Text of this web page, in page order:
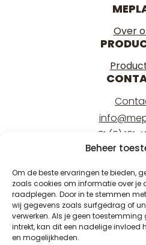
Beheer
Om de beste ervaringen te bieden,
zoals cookies om informatie over
raadplegen. Door in te stemmen
wij gegevens zoals surfgedrag of
verwerken. Als je geen
intrekt, kan dit een nadelige invloed
en mogelijkheden.
Over
+31 (0) 161
Kantoor/
Burgemeester
5126 PT
Magazijn/
Burgemeester
5126 PT